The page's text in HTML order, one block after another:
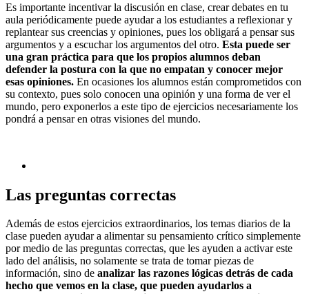
Es importante incentivar la discusión en clase, crear debates en tu
aula periódicamente puede ayudar a los estudiantes a reflexionar y
replantear sus creencias y opiniones, pues los obligará a pensar sus
argumentos y a escuchar los argumentos del otro. Esta puede ser
una gran práctica para que los propios alumnos deban
defender la postura con la que no empatan y conocer mejor
esas opiniones. En ocasiones los alumnos están comprometidos con
su contexto, pues solo conocen una opinión y una forma de ver el
mundo, pero exponerlos a este tipo de ejercicios necesariamente los
pondrá a pensar en otras visiones del mundo.
Las preguntas correctas
Además de estos ejercicios extraordinarios, los temas diarios de la
clase pueden ayudar a alimentar su pensamiento crítico simplemente
por medio de las preguntas correctas, que les ayuden a activar este
lado del análisis, no solamente se trata de tomar piezas de
información, sino de analizar las razones lógicas detrás de cada
hecho que vemos en la clase, que pueden ayudarlos a